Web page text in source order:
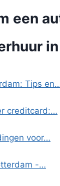
een
Tips
creditcard:…
voor…
-…